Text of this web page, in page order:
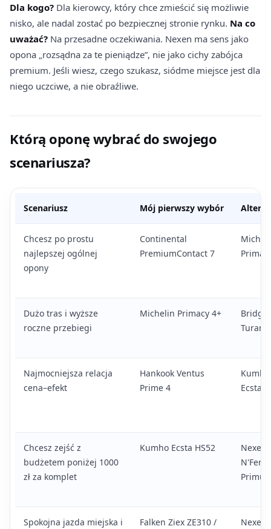
Dla kogo? Dla kierowcy, który chce zmieścić się możliwie
nisko, ale nadal zostać po bezpiecznej stronie rynku. Na co
uważać? Na przesadne oczekiwania. Nexen ma sens jako
opona „rozsądna za te pieniądze”, nie jako cichy zabójca
premium. Jeśli wiesz, czego szukasz, siódme miejsce jest dla
niego uczciwe, a nie obraźliwe.
Którą oponę wybrać do swojego
scenariusza?
Scenariusz Mój pierwszy wybór
Chcesz po prostu
najlepszej ogólnej
opony
Continental
PremiumContact 7
Dużo tras i wyższe
roczne przebiegi
Michelin Primacy 4+
Najmocniejsza relacja
cena–efekt
Hankook Ventus
Prime 4
Kumho
Ecsta
Chcesz zejść z
budżetem poniżej 1000
zł za komplet
Kumho Ecsta HS52
Nexen
N'Fera
Primus
Spokojna jazda miejska i
Falken Ziex ZE310 /
Nexen